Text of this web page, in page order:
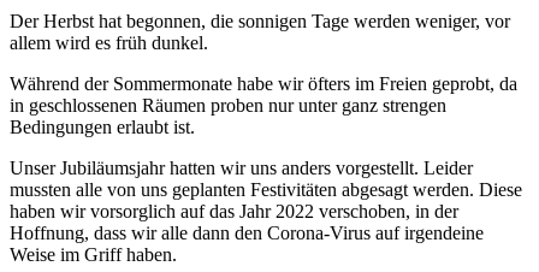
Der Herbst hat begonnen, die sonnigen Tage werden weniger, vor
allem wird es früh dunkel.
Während der Sommermonate habe wir öfters im Freien geprobt, da
in geschlossenen Räumen proben nur unter ganz strengen
Bedingungen erlaubt ist.
Unser Jubiläumsjahr hatten wir uns anders vorgestellt. Leider
mussten alle von uns geplanten Festivitäten abgesagt werden. Diese
haben wir vorsorglich auf das Jahr 2022 verschoben, in der
Hoffnung, dass wir alle dann den Corona-Virus auf irgendeine
Weise im Griff haben.